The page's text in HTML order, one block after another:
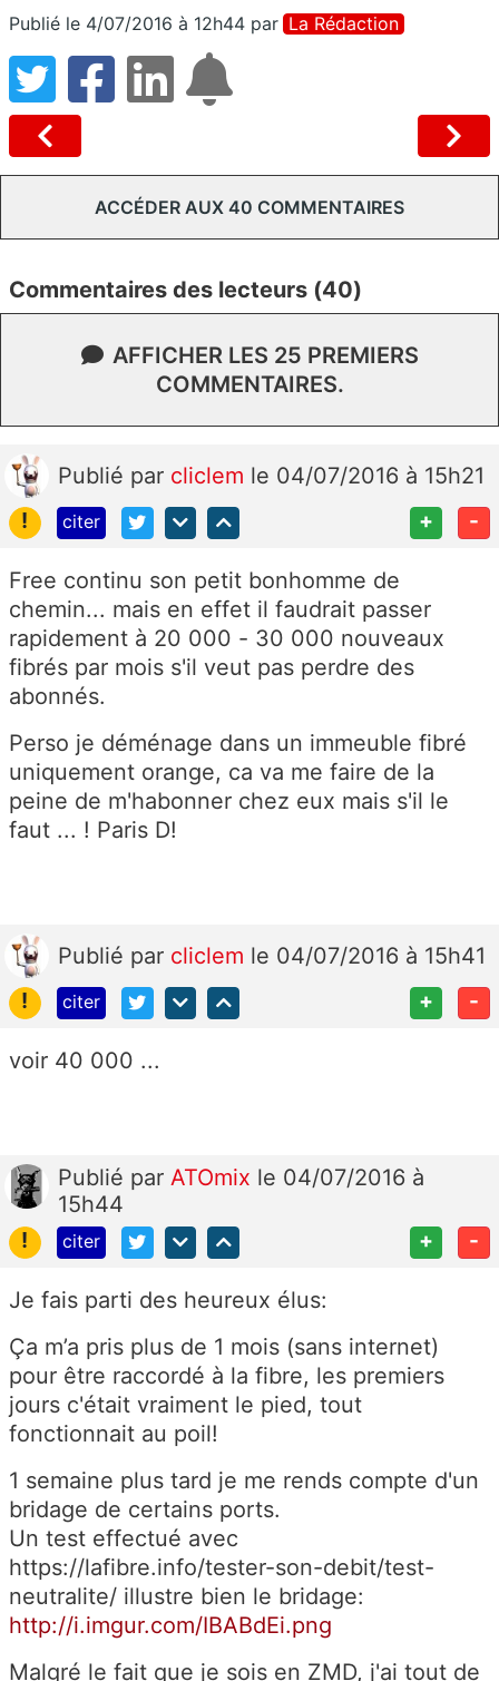
Publié le 4/07/2016 à 12h44 par La Rédaction
ACCÉDER AUX 40 COMMENTAIRES
Commentaires des lecteurs (40)
AFFICHER LES 25 PREMIERS
COMMENTAIRES.
Publié par cliclem le 04/07/2016 à 15h21
!
citer + -
Free continu son petit bonhomme de
chemin... mais en effet il faudrait passer
rapidement à 20 000 - 30 000 nouveaux
fibrés par mois s'il veut pas perdre des
abonnés.
Perso je déménage dans un immeuble fibré
uniquement orange, ca va me faire de la
peine de m'habonner chez eux mais s'il le
faut ... ! Paris D!
Publié par cliclem le 04/07/2016 à 15h41
!
citer + -
voir 40 000 ...
Publié par ATOmix le 04/07/2016 à
15h44
!
citer + -
Je fais parti des heureux élus:
Ça m’a pris plus de 1 mois (sans internet)
pour être raccordé à la fibre, les premiers
jours c'était vraiment le pied, tout
fonctionnait au poil!
1 semaine plus tard je me rends compte d'un
bridage de certains ports.
Un test effectué avec
https://lafibre.info/tester-son-debit/test-
neutralite/ illustre bien le bridage:
http://i.imgur.com/IBABdEi.png
Malgré le fait que je sois en ZMD, j'ai tout de